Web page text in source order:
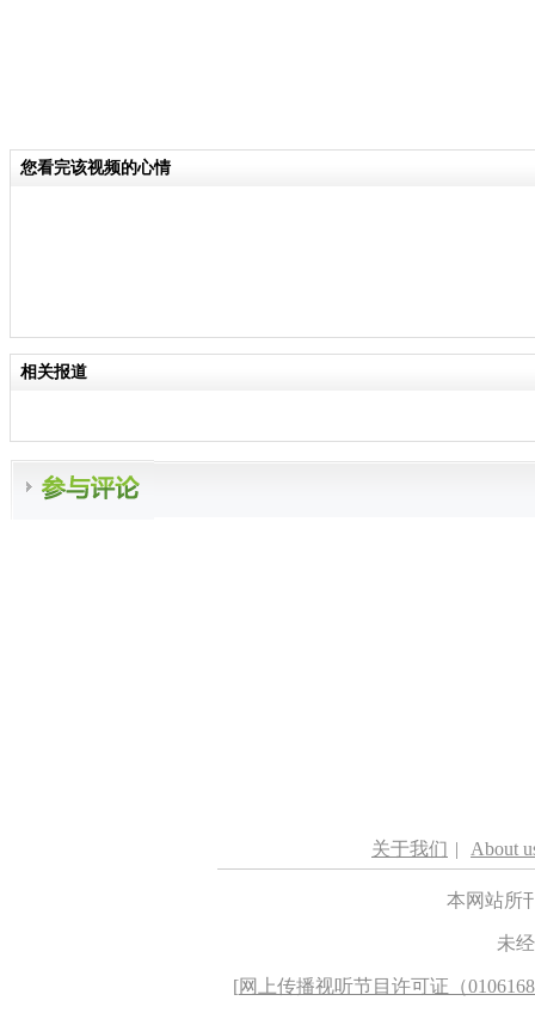
您看完该视频的心情
相关报道
关于我们 | About
本网站所
未
[网上传播视听节目许可证（